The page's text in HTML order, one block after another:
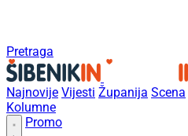
Pretraga
Najnovije Vijesti Županija Scena
Kolumne
Promo